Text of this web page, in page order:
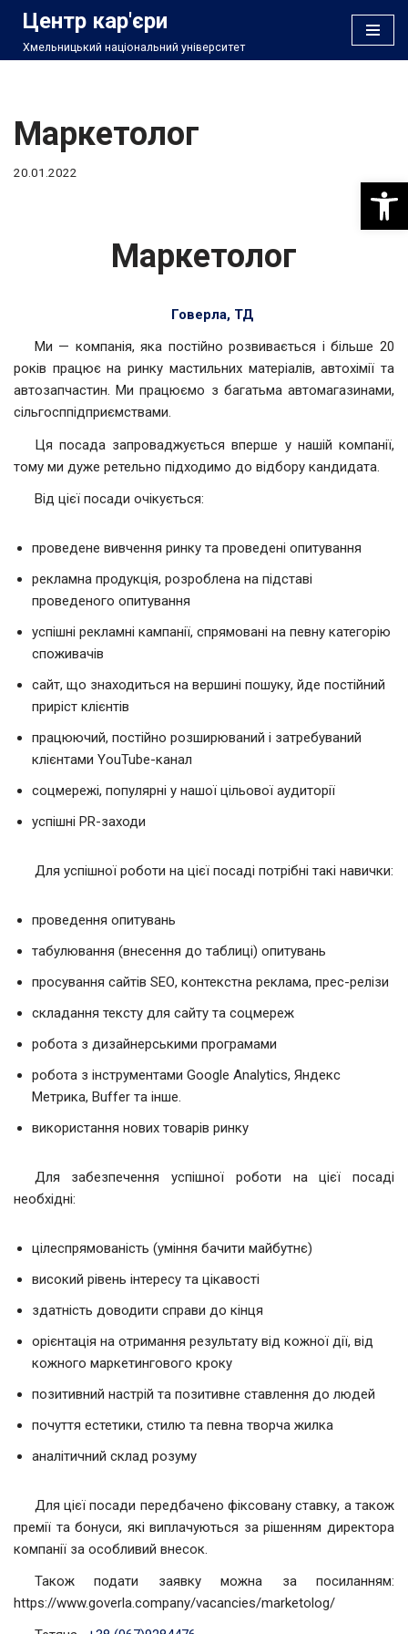
Перейти
Центр кар'єри
Хмельницький національний університет
Маркетолог
20.01.2022
Маркетолог
Говерла, ТД
Ми — компанія, яка постійно розвивається і більше 20
років працює на ринку мастильних матеріалів, автохімії та
автозапчастин. Ми працюємо з багатьма автомагазинами,
сільгосппідприємствами.
Ця посада запроваджується вперше у нашій компанії,
тому ми дуже ретельно підходимо до відбору кандидата.
Від цієї посади очікується:
проведене вивчення ринку та проведені опитування
рекламна продукція, розроблена на підставі
проведеного опитування
успішні рекламні кампанії, спрямовані на певну категорію
споживачів
сайт, що знаходиться на вершині пошуку, йде постійний
приріст клієнтів
працюючий, постійно розширюваний і затребуваний
клієнтами YouTube-канал
соцмережі, популярні у нашої цільової аудиторії
успішні PR-заходи
Для успішної роботи на цієї посаді потрібні такі навички:
проведення опитувань
табулювання (внесення до таблиці) опитувань
просування сайтів SЕО, контекстна реклама, прес-релізи
складання тексту для сайту та соцмереж
робота з дизайнерськими програмами
робота з інструментами Google Analytics, Яндекс
Метрика, Buffer та інше.
використання нових товарів ринку
Для забезпечення успішної роботи на цієї посаді
необхідні:
цілеспрямованість (уміння бачити майбутнє)
високий рівень інтересу та цікавості
здатність доводити справи до кінця
орієнтація на отримання результату від кожної дії, від
кожного маркетингового кроку
позитивний настрій та позитивне ставлення до людей
почуття естетики, стилю та певна творча жилка
аналітичний склад розуму
Для цієї посади передбачено фіксовану ставку, а також
премії та бонуси, які виплачуються за рішенням директора
компанії за особливий внесок.
Також подати заявку можна за посиланням:
https://www.goverla.company/vacancies/marketolog/